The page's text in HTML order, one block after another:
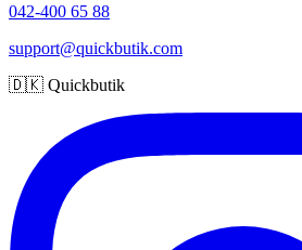
042-400 65 88
support@quickbutik.com
🇩🇰 Quickbutik